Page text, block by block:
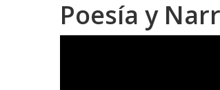
Poesía y